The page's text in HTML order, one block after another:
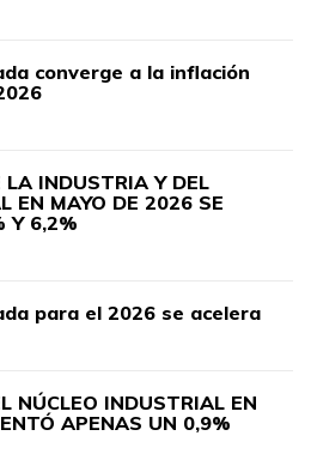
converge a la inflación
LA INDUSTRIA Y DEL
EN MAYO DE 2026 SE
Y 6,2%
para el 2026 se acelera
NÚCLEO INDUSTRIAL EN
APENAS UN 0,9%